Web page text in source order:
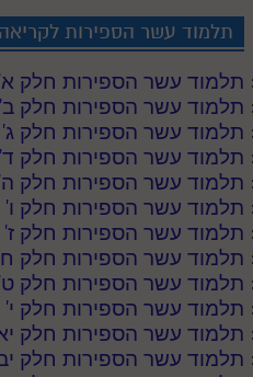
תלמוד עשר הספירות לקריאה
תלמוד עשר הספירות חלק א'
תלמוד עשר הספירות חלק ב'
תלמוד עשר הספירות חלק ג'
תלמוד עשר הספירות חלק ד'
תלמוד עשר הספירות חלק ה'
תלמוד עשר הספירות חלק ו'
תלמוד עשר הספירות חלק ז'
תלמוד עשר הספירות חלק ח
תלמוד עשר הספירות חלק ט'
תלמוד עשר הספירות חלק י'
תלמוד עשר הספירות חלק
תלמוד עשר הספירות חלק